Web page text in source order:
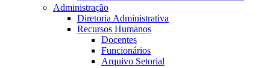
Administração
Diretoria Administrativa
Recursos Humanos
Docentes
Funcionários
Arquivo Setorial